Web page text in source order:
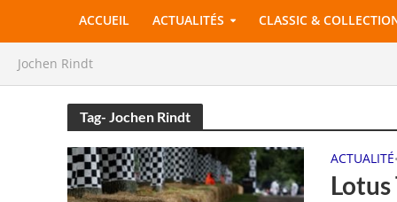
ACCUEIL ACTUALITÉS CLASSIC &
Jochen Rindt
Tag- Jochen Rindt
ACTUALITÉ
Lotus